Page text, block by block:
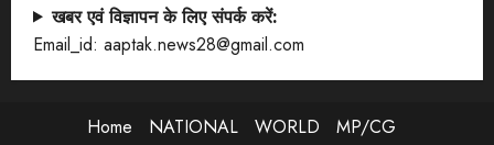
खबर एवं विज्ञापन के लिए संपर्क करें:
Email_id: aaptak.news28@gmail.com
Home NATIONAL WORLD
MP/CG